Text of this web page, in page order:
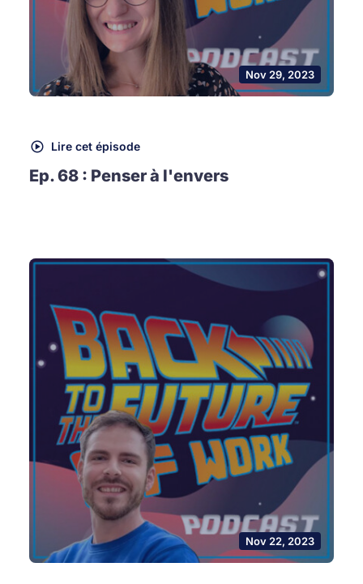
Nov 29, 2023
Lire cet épisode
Ep. 68 : Penser à l'envers
Nov 22, 2023